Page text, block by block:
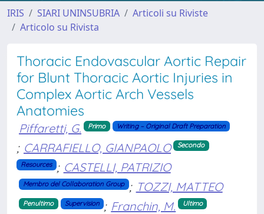
IRIS SIARI UNINSUBRIA
Articoli su Riviste
Articolo su Rivista
Thoracic Endovascular Aortic Repair
for Blunt Thoracic Aortic Injuries in
Complex Aortic Arch Vessels
Anatomies
Piffaretti, G. Primo Writing – Original Draft Preparation
; CARRAFIELLO, GIANPAOLO Secondo
Resources ; CASTELLI, PATRIZIO
Membro del Collaboration Group ; TOZZI, MATTEO
Penultimo Supervision ; Franchin, M. Ultimo